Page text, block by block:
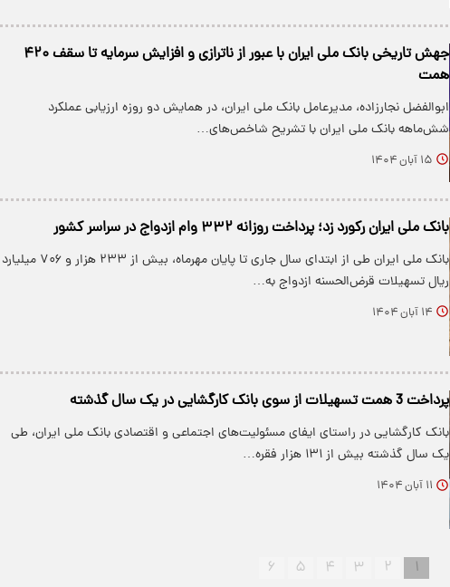
جهش تاریخی بانک ملی ایران با عبور از ناترازی و افزایش سرمایه تا سقف ۴۲۰
همت
ابوالفضل نجارزاده، مدیرعامل بانک ملی ایران، در همایش دو روزه ارزیابی عملکرد
شش‌ماهه بانک ملی ایران با تشریح شاخص‌های…
۱۵ آبان ۱۴۰۴
بانک ملی ایران رکورد زد؛ پرداخت روزانه ۳۳۲ وام ازدواج در سراسر کشور
بانک ملی ایران طی از ابتدای سال جاری تا پایان مهرماه، بیش از ۲۳۳ هزار و ۷۰۶ میلیارد
ریال تسهیلات قرض‌الحسنه ازدواج به…
۱۴ آبان ۱۴۰۴
پرداخت 3 همت تسهیلات از سوی بانک کارگشایی در یک سال گذشته
بانک کارگشایی در راستای ایفای مسئولیت‌های اجتماعی و اقتصادی بانک ملی ایران، طی
یک سال گذشته بیش از ۱۳۱ هزار فقره…
۱۱ آبان ۱۴۰۴
۱ ۲ ۳ ۴ ۵ ۶